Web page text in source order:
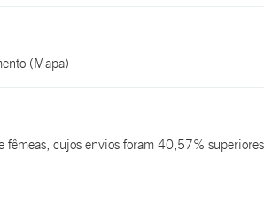
(Mapa)
cujos envios foram 40,57%